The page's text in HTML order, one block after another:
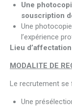
Une
souscription
Une
l’expérience
Lieu d’affectation
MODALITE DE
Le recrutement se
Une